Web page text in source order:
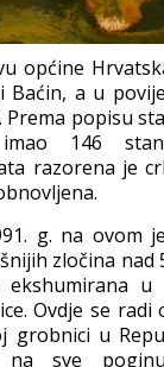
općine
Baćin, a u
Prema popisu
146
razorena je
g. na ovom
zločina nad
u
Ovdje se
grobnici u
na sve